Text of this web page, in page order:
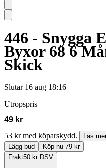
446 - Snygga
Byxor 68 6
Skick
Slutar 16 aug 18:16
Utropspris
49 kr
53 kr med köparskydd.
Läs
Lägg bud
Köp nu 79 kr
Frakt50 kr DSV